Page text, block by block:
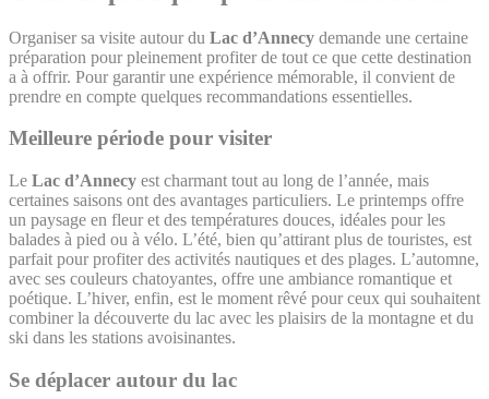
Organiser sa visite autour du Lac d’Annecy demande une certaine
préparation pour pleinement profiter de tout ce que cette destination
a à offrir. Pour garantir une expérience mémorable, il convient de
prendre en compte quelques recommandations essentielles.
Meilleure période pour visiter
Le Lac d’Annecy est charmant tout au long de l’année, mais
certaines saisons ont des avantages particuliers. Le printemps offre
un paysage en fleur et des températures douces, idéales pour les
balades à pied ou à vélo. L’été, bien qu’attirant plus de touristes, est
parfait pour profiter des activités nautiques et des plages. L’automne,
avec ses couleurs chatoyantes, offre une ambiance romantique et
poétique. L’hiver, enfin, est le moment rêvé pour ceux qui souhaitent
combiner la découverte du lac avec les plaisirs de la montagne et du
ski dans les stations avoisinantes.
Se déplacer autour du lac